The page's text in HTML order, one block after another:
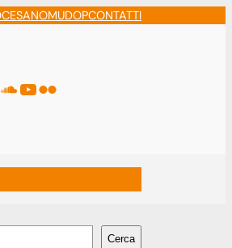
MUDOPCONTATTI
Soundcloud
YouTube
Flickr
Cerca